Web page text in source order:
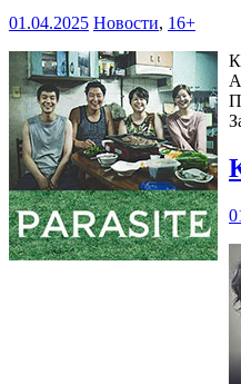
01.04.2025 Новости, 16+